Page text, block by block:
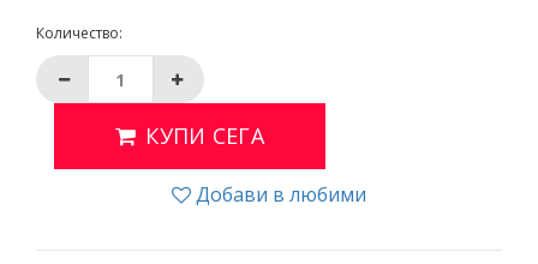
Количество:
КУПИ СЕГА
Добави в любими